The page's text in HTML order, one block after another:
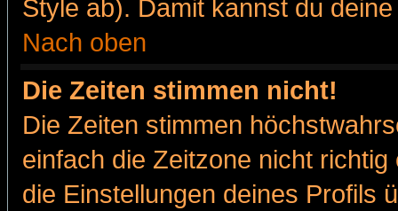
Style ab). Damit kannst du
Nach oben
Die Zeiten stimmen nicht!
Die Zeiten stimmen
einfach die Zeitzone nicht
die Einstellungen deines Profils